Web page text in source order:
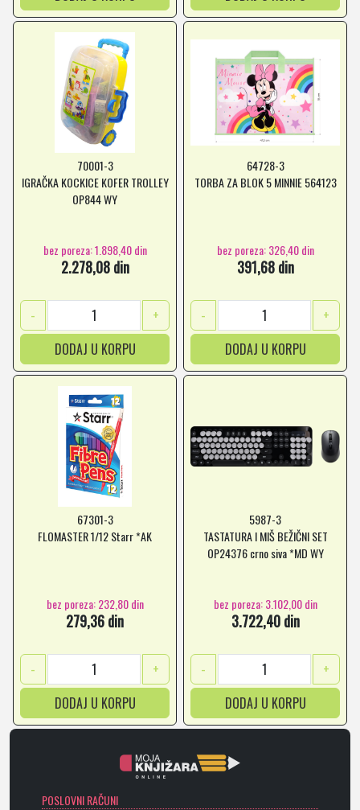
70001-3
IGRAČKA KOCKICE KOFER TROLLEY
OP844 WY
bez poreza: 1.898,40 din
2.278,08 din
-
+
DODAJ U KORPU
64728-3
TORBA ZA BLOK 5 MINNIE 564123
bez poreza: 326,40 din
391,68 din
-
+
DODAJ U KORPU
67301-3
FLOMASTER 1/12 Starr *AK
bez poreza: 232,80 din
279,36 din
-
+
DODAJ U KORPU
5987-3
TASTATURA I MIŠ BEŽIČNI SET
OP24376 crno siva *MD WY
bez poreza: 3.102,00 din
3.722,40 din
-
+
DODAJ U KORPU
POSLOVNI RAČUNI